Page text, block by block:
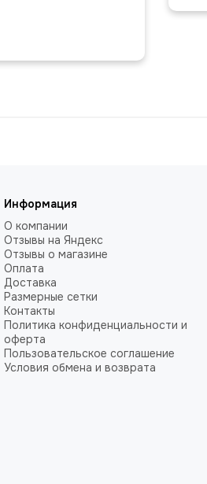
Информация
О компании
Отзывы на Яндекс
Отзывы о магазине
Оплата
Доставка
Размерные сетки
Контакты
Политика конфиденциальности и
оферта
Пользовательское соглашение
Условия обмена и возврата